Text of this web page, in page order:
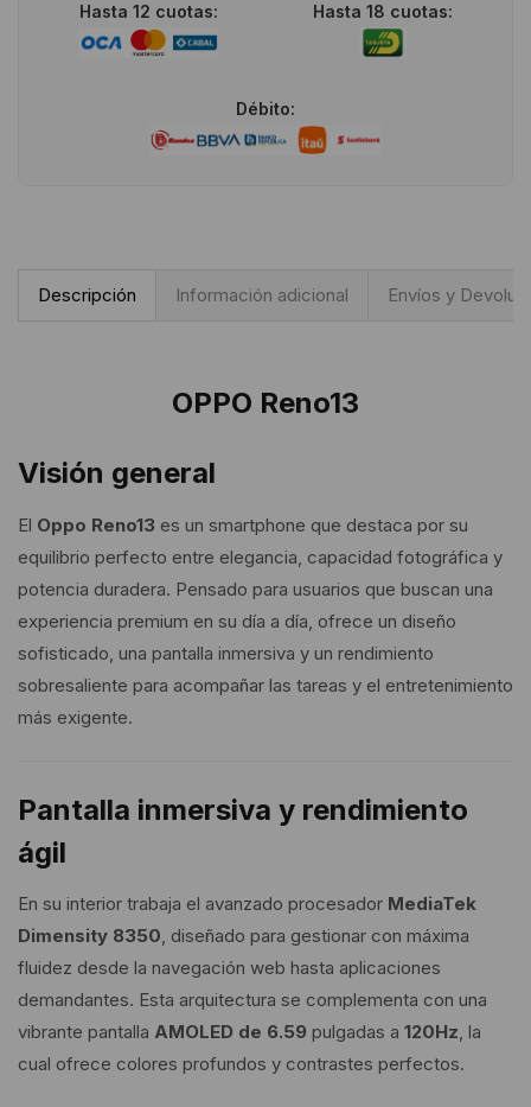
Hasta 12 cuotas: Hasta 18 cuotas:
Débito:
Descripción Información adicional Envíos y
OPPO Reno13
Visión general
El Oppo Reno13 es un smartphone que destaca por su
equilibrio perfecto entre elegancia, capacidad fotográfica y
potencia duradera. Pensado para usuarios que buscan una
experiencia premium en su día a día, ofrece un diseño
sofisticado, una pantalla inmersiva y un rendimiento
sobresaliente para acompañar las tareas y el entretenimiento
más exigente.
Pantalla inmersiva y rendimiento
ágil
En su interior trabaja el avanzado procesador MediaTek
Dimensity 8350, diseñado para gestionar con máxima
fluidez desde la navegación web hasta aplicaciones
demandantes. Esta arquitectura se complementa con una
vibrante pantalla AMOLED de 6.59 pulgadas a 120Hz, la
cual ofrece colores profundos y contrastes perfectos.